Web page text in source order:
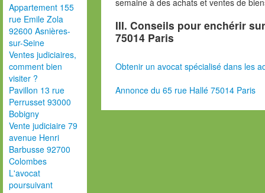
Appartement 155
rue Emile Zola
92600 Asnières-
sur-Seine
Ventes judiciaires,
comment bien
visiter ?
Pavillon 13 rue
Perrusset 93000
Bobigny
Vente judiciaire 79
avenue Henri
Barbusse 92700
Colombes
L'avocat
poursuivant
semaine à des achats et ventes de
III. Conseils pour enchérir
75014 Paris
Obtenir un avocat spécialisé dans les
Annonce du 65 rue Hallé 75014 Paris